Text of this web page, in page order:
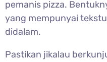
pemanis pizza.
yang mempunyai
didalam.
Pastikan jikalau